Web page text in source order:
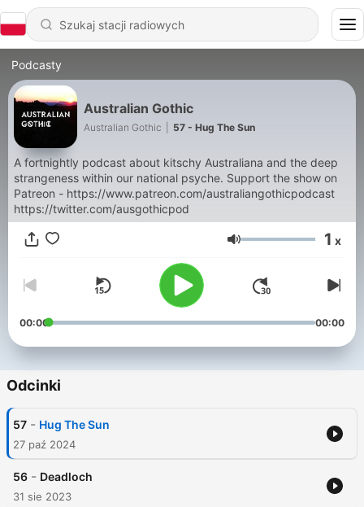
Podcasty
Australian Gothic
Australian Gothic 57 - Hug The Sun
A fortnightly podcast about kitschy Australiana and the deep
strangeness within our national psyche. Support the show on
Patreon - https://www.patreon.com/australiangothicpodcast
https://twitter.com/ausgothicpod
Głośność 1 x
00:00 00:00
Odcinki
57 - Hug The Sun
27 paź 2024
56 - Deadloch
31 sie 2023